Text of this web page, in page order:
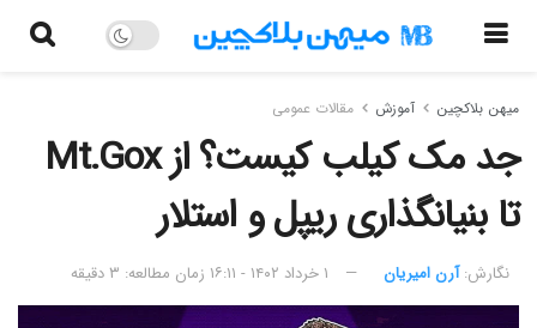
میهن بلاکچین آموزش مقالات عمومی
جد مک کیلب کیست؟ از Mt.Gox
تا بنیانگذاری ریپل و استلار
نگارش:‌ آرن امیریان ۱ خرداد ۱۴۰۲ - ۱۶:۱۱ زمان مطالعه: ۳ دقیقه